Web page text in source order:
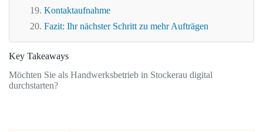
Kontaktaufnahme
Fazit: Ihr nächster Schritt zu mehr Aufträgen
Key Takeaways
Möchten Sie als Handwerksbetrieb in Stockerau digital
durchstarten?